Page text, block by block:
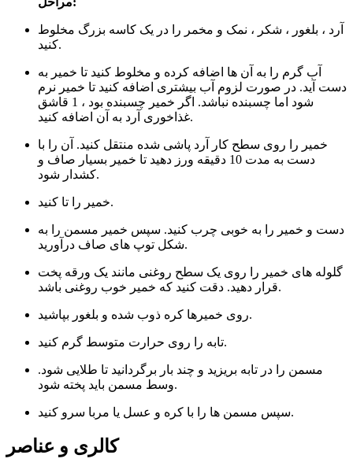
آرد ، بلغور ، شکر ، نمک و مخمر را در یک کاسه بزرگ مخلوط
کنید.
آب گرم را به آن ها اضافه کرده و مخلوط کنید تا خمیر به
دست آید. در صورت لزوم آب بیشتری اضافه کنید تا خمیر نرم
شود اما چسبنده نباشد. اگر خمیر چسبنده بود ، 1 قاشق
غذاخوری آرد به آن اضافه کنید.
خمیر را روی سطح کار آرد پاشی شده منتقل کنید. آن را با
دست به مدت 10 دقیقه ورز دهید تا خمیر بسیار صاف و
کشدار شود.
خمیر را تا کنید.
دست و خمیر را به خوبی چرب کنید. سپس خمیر مسمن را به
شکل توپ های صاف درآورید.
گلوله های خمیر را روی یک سطح روغنی مانند یک ورقه پخت
قرار دهید. دقت کنید که خمیر خوب روغنی باشد.
روی خمیرها کره ذوب شده و بلغور بپاشید.
تابه را روی حرارت متوسط گرم کنید.
مسمن را در تابه بریزید و چند بار برگردانید تا طلایی شود.
وسط مسمن باید پخته شود.
سپس مسمن ها را با کره و عسل یا مربا سرو کنید.
کالری و عناصر